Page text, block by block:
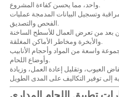
واحد، مما يحسن كفاءة المشروع.
وتسجيل البيانات المدمجة عمليات
الفحص والتصديق.
بعد من تعرض العمال للأسطح الساخنة
والأبخرة ومخاطر الأماكن المغلقة.
واسعة من المواد وأحجام الأنابيب
وأوضاع اللحام.
العيوب، وتقليل إعادة العمل، وزيادة